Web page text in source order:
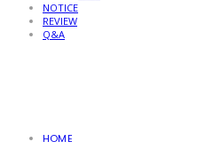
NOTICE
REVIEW
Q&A
HOME